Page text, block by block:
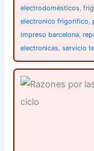
electrodomésticos,
electronico frigorifico,
impreso barcelona,
electronicas,servicio